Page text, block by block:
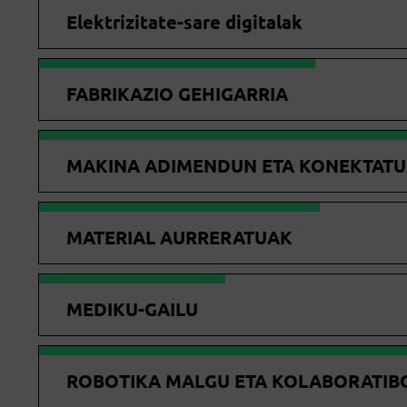
Elektrizitate-sare digitalak
FABRIKAZIO GEHIGARRIA
MAKINA ADIMENDUN ETA
MATERIAL AURRERATUAK
MEDIKU-GAILU
ROBOTIKA MALGU ETA